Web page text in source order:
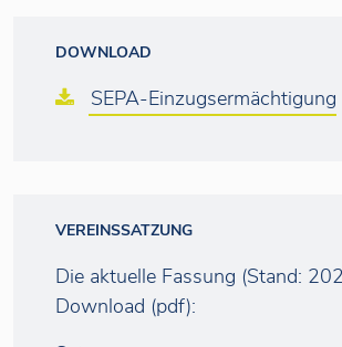
DOWNLOAD
SEPA-Einzugsermächtigung
VEREINSSATZUNG
Die aktuelle Fassung (Stand:
Download (pdf):